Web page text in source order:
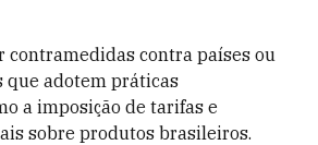
contramedidas contra países ou
que adotem práticas
a imposição de tarifas e
sobre produtos brasileiros.